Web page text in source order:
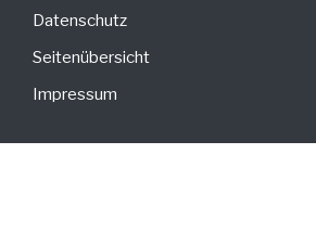
Datenschutz
Seitenübersicht
Impressum